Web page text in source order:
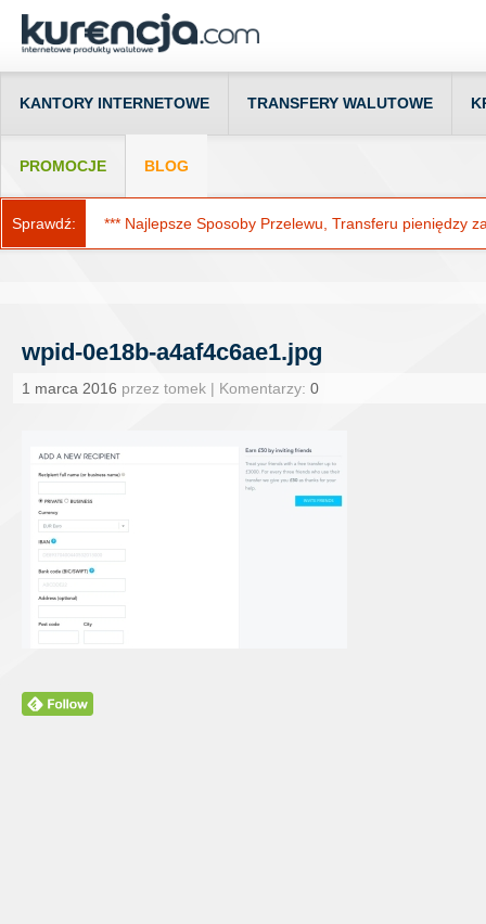
KANTORY INTERNETOWE TRANSFERY WALUTOWE
PROMOCJE BLOG
Sprawdź: *** Najlepsze Sposoby Przelewu, Transferu pieniędzy
wpid-0e18b-a4af4c6ae1.jpg
1 marca 2016 przez tomek | Komentarzy: 0